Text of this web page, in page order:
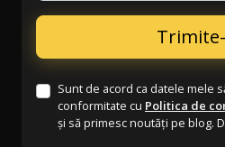
Sunt de acord ca datele mele
conformitate cu Politica de
și să primesc noutăți pe blog.